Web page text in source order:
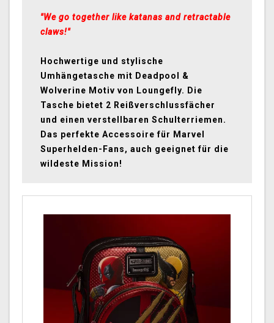
"We go together like katanas and retractable
claws!"
Hochwertige und stylische
Umhängetasche mit Deadpool &
Wolverine Motiv von Loungefly. Die
Tasche bietet 2 Reißverschlussfächer
und einen verstellbaren Schulterriemen.
Das perfekte Accessoire für Marvel
Superhelden-Fans, auch geeignet für die
wildeste Mission!